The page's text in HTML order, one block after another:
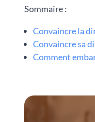
Sommaire :
Convaincre la
Convaincre sa
Comment